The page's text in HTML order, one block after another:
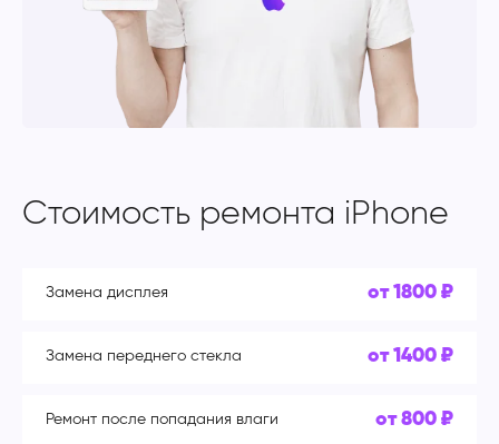
Стоимость ремонта iPhone
Замена дисплея от 1800 ₽
Замена переднего стекла от 1400 ₽
Ремонт после попадания влаги от 800 ₽